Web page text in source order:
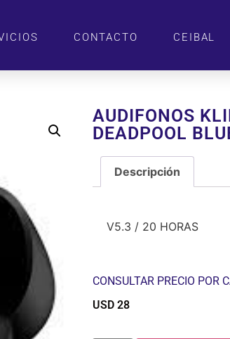
CONTACTO CEIBAL
AUDIFONOS
DEADPOOL
Descripción
V5.3 / 20 HORAS
CONSULTAR PRECIO POR
USD 28